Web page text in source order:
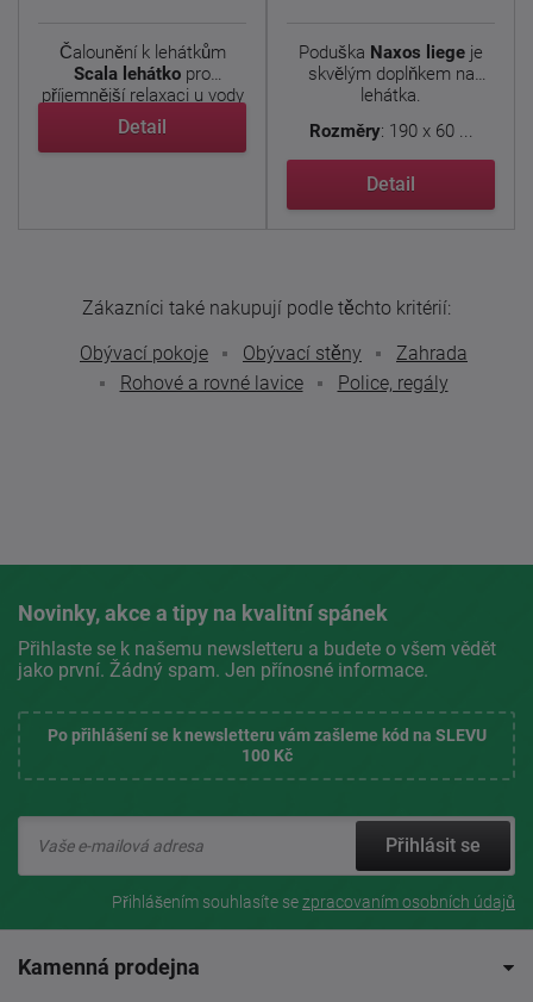
Čalounění k lehátkům
Scala lehátko pro
příjemnější relaxaci u vody
či ...
Detail
Poduška Naxos liege je
skvělým doplňkem na
lehátka.
Rozměry: 190 x 60 ...
Detail
Zákazníci také nakupují podle těchto kritérií:
Obývací pokoje
Obývací stěny
Zahrada
Rohové a rovné lavice
Police, regály
Novinky, akce a tipy na kvalitní spánek
Přihlaste se k našemu newsletteru a budete o všem vědět
jako první. Žádný spam. Jen přínosné informace.
Po přihlášení se k newsletteru vám zašleme kód na SLEVU
100 Kč
Přihlásit se
Přihlášením souhlasíte sezpracovaním osobních údajů
Kamenná prodejna